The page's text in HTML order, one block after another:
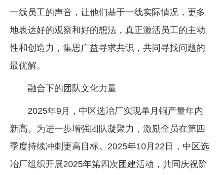
一线员工的声音，让他们基于一线实际情况，更多
地表达好的观察和好的想法，真正激活员工的主动
性和创造力，集思广益寻求共识，共同寻找问题的
最优解。
融合下的团队文化力量
2025年9月，中区选冶厂实现单月铜产量年内
新高。为进一步增强团队凝聚力，激励全员在第四
季度持续冲刺更高目标。2025年10月22日，中区选
冶厂组织开展2025年第四次团建活动，共同庆祝阶